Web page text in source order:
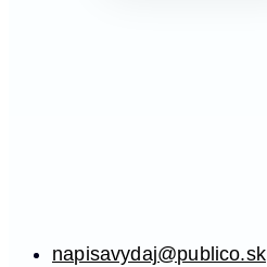
napisavydaj@publico.sk